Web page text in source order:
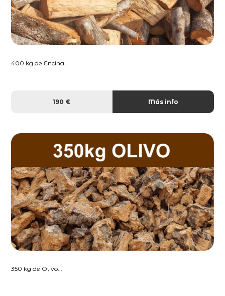
400 kg de Encina...
190 € Más info
350 kg de Olivo...